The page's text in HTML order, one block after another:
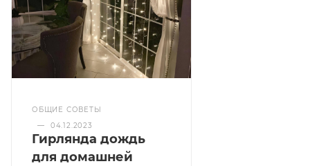
ОБЩИЕ СОВЕТЫ
—
04.12.2023
Гирлянда дождь
для домашней